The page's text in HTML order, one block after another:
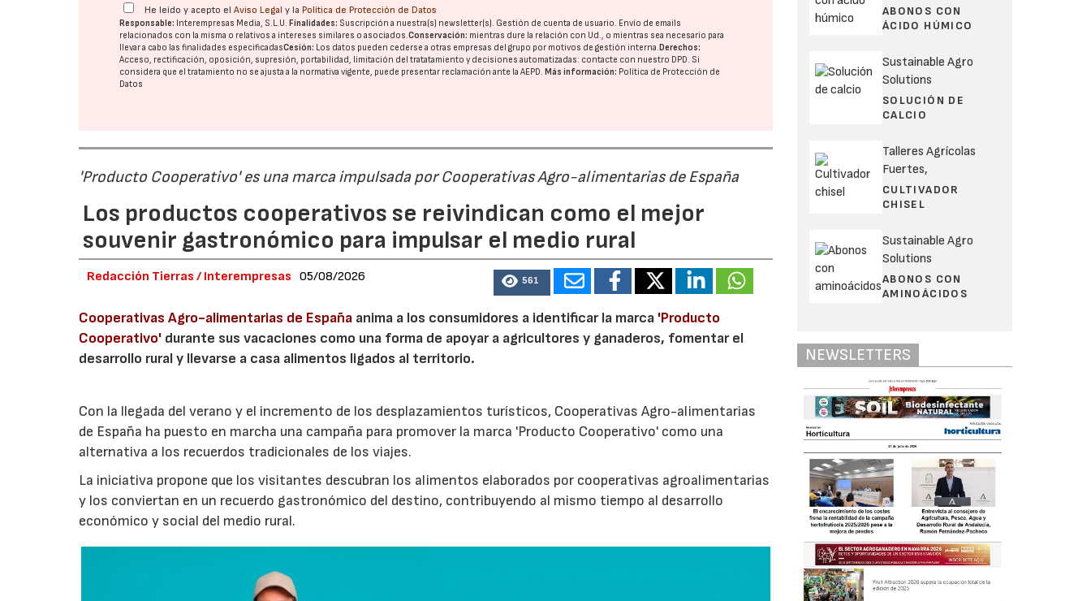
He leído y acepto elAviso Legal y la Política de Protección de Datos
Responsable: Interempresas Media, S.L.U. Finalidades: Suscripción a nuestra(s) newsletter(s). Gestión de cuenta de usuario. Envío de emails
relacionados con la misma o relativos a intereses similares o asociados.Conservación: mientras dure la relación con Ud., o mientras sea necesario para
llevar a cabo las finalidades especificadasCesión: Los datos pueden cederse a otras empresas del grupo por motivos de gestión interna. Derechos:
Acceso, rectificación, oposición, supresión, portabilidad, limitación del tratatamiento y decisiones automatizadas: contacte con nuestro DPD. Si
considera que el tratamiento no se ajusta a la normativa vigente, puede presentar reclamación ante laAEPD. Más información: Política de Protección de
Datos
'Producto Cooperativo' es una marca impulsada por Cooperativas Agro-alimentarias de España
Los productos cooperativos se reivindican como el mejor
souvenir gastronómico para impulsar el medio rural
Redacción Tierras / Interempresas 05/08/2026 561
Cooperativas Agro-alimentarias de España anima a los consumidores a identificar la marca 'Producto
Cooperativo' durante sus vacaciones como una forma de apoyar a agricultores y ganaderos, fomentar el
desarrollo rural y llevarse a casa alimentos ligados al territorio.
Con la llegada del verano y el incremento de los desplazamientos turísticos, Cooperativas Agro-alimentarias
de España ha puesto en marcha una campaña para promover la marca 'Producto Cooperativo' como una
alternativa a los recuerdos tradicionales de los viajes.
La iniciativa propone que los visitantes descubran los alimentos elaborados por cooperativas agroalimentarias
y los conviertan en un recuerdo gastronómico del destino, contribuyendo al mismo tiempo al desarrollo
económico y social del medio rural.
ABONOS CON
ÁCIDO HÚMICO
Sustainable Agro
Solutions
SOLUCIÓN DE
CALCIO
Talleres Agrícolas
Fuertes,
CULTIVADOR
CHISEL
Sustainable Agro
Solutions
ABONOS CON
AMINOÁCIDOS
NEWSLETTERS